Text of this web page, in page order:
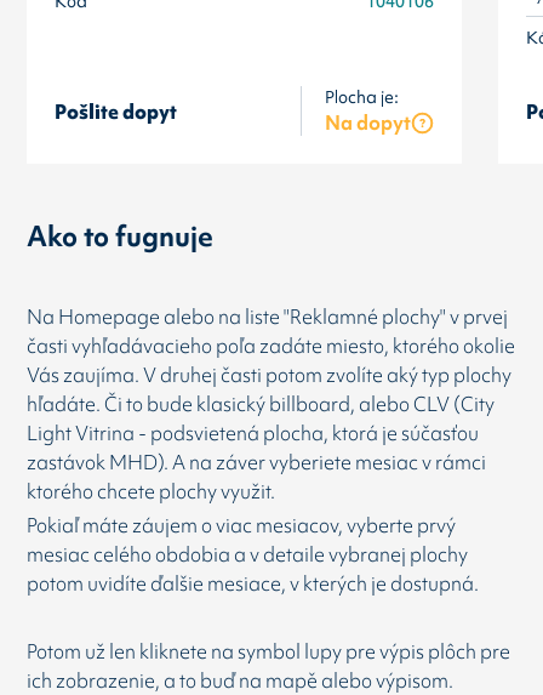
Pošlite dopyt
Plocha je:
Na dopyt
Ako to fugnuje
Na Homepage alebo na liste "Reklamné plochy" v prvej
časti vyhľadávacieho poľa zadáte miesto, ktorého okolie
Vás zaujíma. V druhej časti potom zvolíte aký typ plochy
hľadáte. Či to bude klasický billboard, alebo CLV (City
Light Vitrina - podsvietená plocha, ktorá je súčasťou
zastávok MHD). A na záver vyberiete mesiac v rámci
ktorého chcete plochy využit.
Pokiaľ máte záujem o viac mesiacov, vyberte prvý
mesiac celého obdobia a v detaile vybranej plochy
potom uvidíte ďalšie mesiace, v kterých je dostupná.
Potom už len kliknete na symbol lupy pre výpis plôch pre
ich zobrazenie, a to buď na mapě alebo výpisom.